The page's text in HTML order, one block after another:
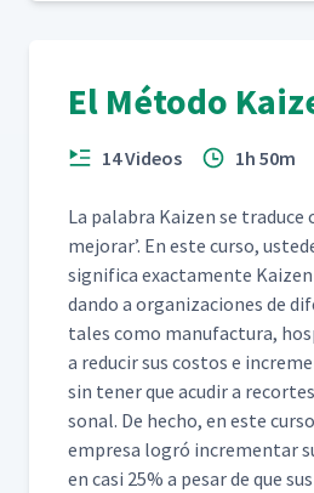
El Método
14 Videos 1h 50m
La pal­abra Kaizen se tra­duce
mejo­rar’. En este cur­so,
sig­nifi­ca exac­ta­mente
dan­do a orga­ni­za­ciones de
tales como man­u­fac­tura,
a reducir sus cos­tos e
sin ten­er que acud­ir a
son­al. De hecho, en este
empre­sa logró incre­men­tar
en casi 25% a pesar de que